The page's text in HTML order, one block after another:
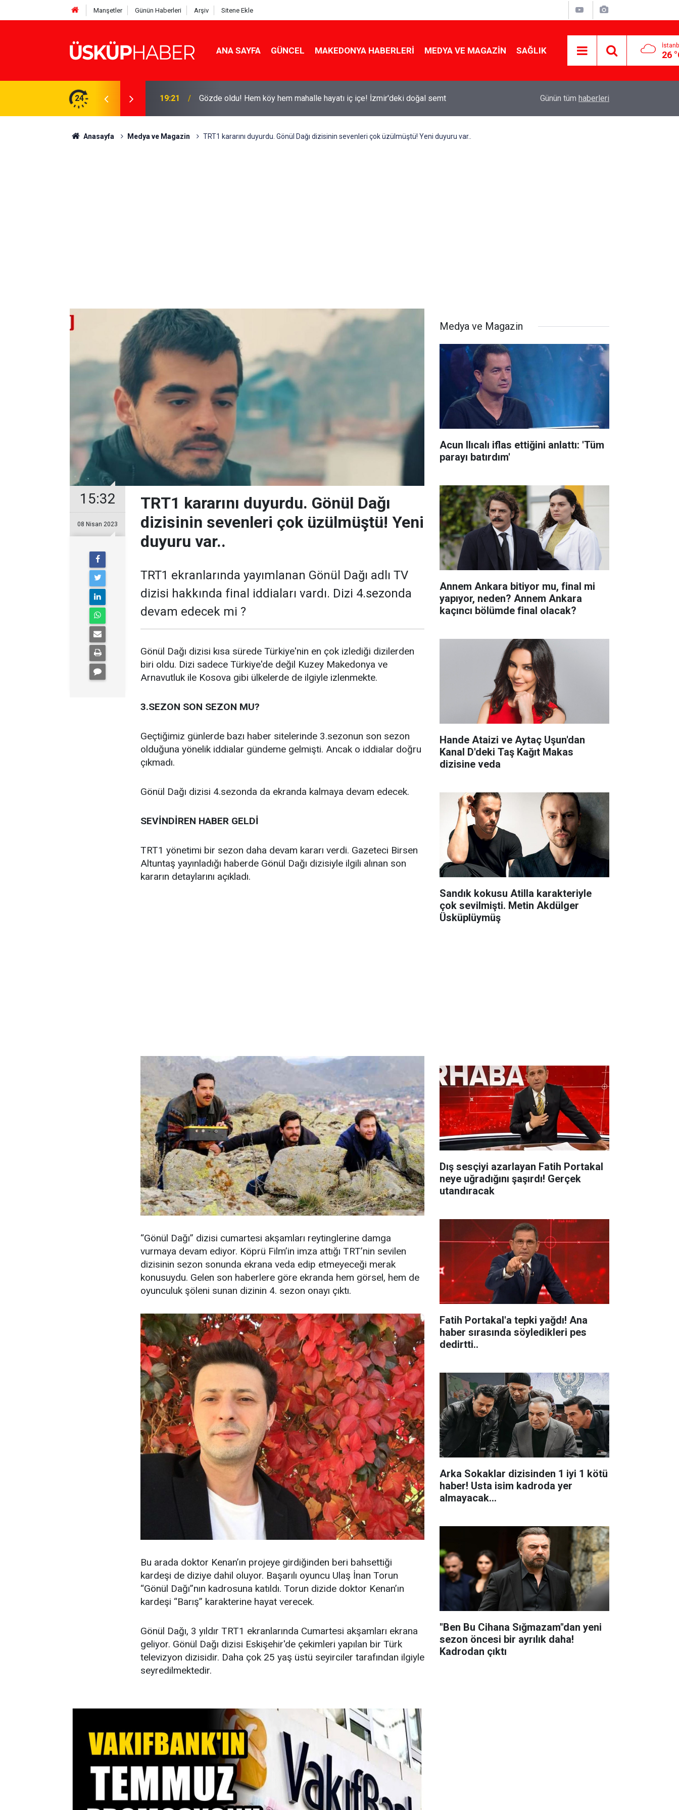
Manşetler Günün Haberleri Arşiv Sitene Ekle
ANA SAYFA GÜNCEL MAKEDONYA HABERLERI MEDYA VE MAGAZIN SAĞLIK 26
24 19:21 Gözde oldu! Hem köy hem mahalle hayatı iç içe! İzmir'deki doğal semt
yapmanın sırrı
Günün tüm haberleri
Anasayfa Medya ve Magazin TRT1 kararını duyurdu. Gönül Dağı dizisinin sevenleri çok üzülmüştü! Yeni duyuru var..
15:32
08 Nisan 2023
TRT1 kararını duyurdu. Gönül Dağı
dizisinin sevenleri çok üzülmüştü! Yeni
duyuru var..
TRT1 ekranlarında yayımlanan Gönül Dağı adlı TV
dizisi hakkında final iddiaları vardı. Dizi 4.sezonda
devam edecek mi ?
Gönül Dağı dizisi kısa sürede Türkiye'nin en çok izlediği dizilerden
biri oldu. Dizi sadece Türkiye'de değil Kuzey Makedonya ve
Arnavutluk ile Kosova gibi ülkelerde de ilgiyle izlenmekte.
3.SEZON SON SEZON MU?
Geçtiğimiz günlerde bazı haber sitelerinde 3.sezonun son sezon
olduğuna yönelik iddialar gündeme gelmişti. Ancak o iddialar doğru
çıkmadı.
Gönül Dağı dizisi 4.sezonda da ekranda kalmaya devam edecek.
SEVİNDİREN HABER GELDİ
TRT1 yönetimi bir sezon daha devam kararı verdi. Gazeteci Birsen
Altuntaş yayınladığı haberde Gönül Dağı dizisiyle ilgili alınan son
kararın detaylarını açıkladı.
“Gönül Dağı” dizisi cumartesi akşamları reytinglerine damga
vurmaya devam ediyor. Köprü Film’in imza attığı TRT’nin sevilen
dizisinin sezon sonunda ekrana veda edip etmeyeceği merak
konusuydu. Gelen son haberlere göre ekranda hem görsel, hem de
oyunculuk şöleni sunan dizinin 4. sezon onayı çıktı.
Bu arada doktor Kenan’ın projeye girdiğinden beri bahsettiği
kardeşi de diziye dahil oluyor. Başarılı oyuncu Ulaş İnan Torun
“Gönül Dağı”nın kadrosuna katıldı. Torun dizide doktor Kenan’ın
kardeşi “Barış” karakterine hayat verecek.
Gönül Dağı, 3 yıldır TRT1 ekranlarında Cumartesi akşamları ekrana
geliyor. Gönül Dağı dizisi Eskişehir'de çekimleri yapılan bir Türk
televizyon dizisidir. Daha çok 25 yaş üstü seyirciler tarafından ilgiyle
seyredilmektedir.
Medya ve Magazin
Acun Ilıcalı iflas ettiğini anlattı: 'Tüm
parayı batırdım'
Annem Ankara bitiyor mu, final mi
yapıyor, neden? Annem Ankara
kaçıncı bölümde final olacak?
Hande Ataizi ve Aytaç Uşun'dan
Kanal D'deki Taş Kağıt Makas
dizisine veda
Sandık kokusu Atilla karakteriyle
çok sevilmişti. Metin Akdülger
Üsküplüymüş
Dış sesçiyi azarlayan Fatih Portakal
neye uğradığını şaşırdı! Gerçek
utandıracak
Fatih Portakal'a tepki yağdı! Ana
haber sırasında söyledikleri pes
dedirtti..
Arka Sokaklar dizisinden 1 iyi 1 kötü
haber! Usta isim kadroda yer
almayacak...
"Ben Bu Cihana Sığmazam"dan yeni
sezon öncesi bir ayrılık daha!
Kadrodan çıktı